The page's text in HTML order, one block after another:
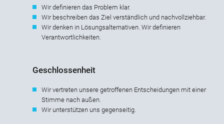
Wir definieren das Problem klar.
Wir beschreiben das Ziel verständlich und nachvollziehbar.
Wir denken in Lösungsalternativen. Wir definieren
Verantwortlichkeiten.
Geschlossenheit
Wir vertreten unsere getroffenen Entscheidungen mit einer
Stimme nach außen.
Wir unterstützen uns gegenseitig.